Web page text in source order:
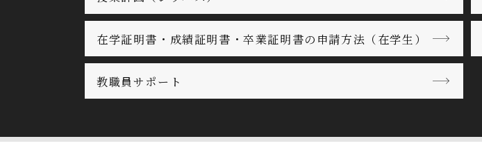
在学証明書・成績証明書・卒業証明書の申請方法（在学生）
教職員サポート